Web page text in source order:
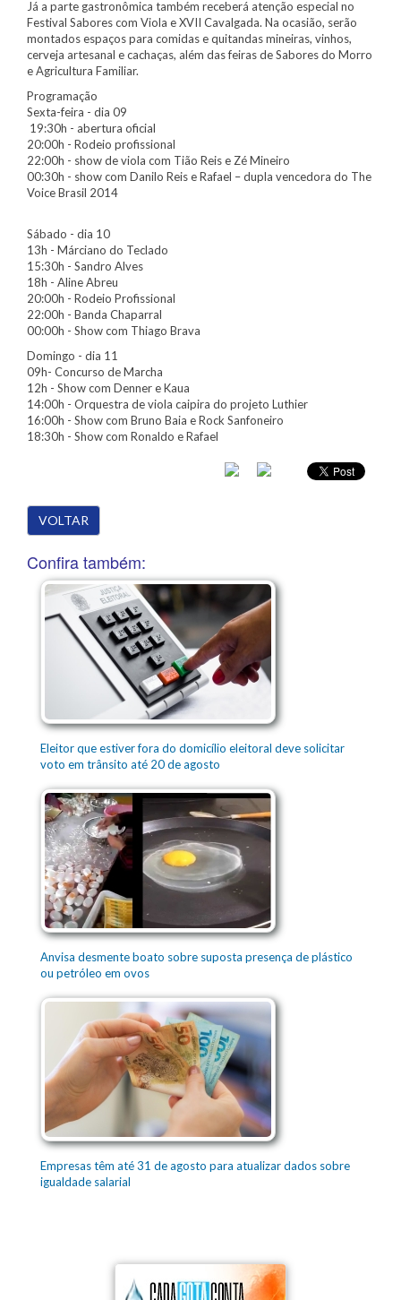
Já a parte gastronômica também receberá atenção especial no
Festival Sabores com Viola e XVII Cavalgada. Na ocasião, serão
montados espaços para comidas e quitandas mineiras, vinhos,
cerveja artesanal e cachaças, além das feiras de Sabores do Morro
e Agricultura Familiar.
Programação
Sexta-feira - dia 09
19:30h - abertura oficial
20:00h - Rodeio profissional
22:00h - show de viola com Tião Reis e Zé Mineiro
00:30h - show com Danilo Reis e Rafael – dupla vencedora do The
Voice Brasil 2014
Sábado - dia 10
13h - Márciano do Teclado
15:30h - Sandro Alves
18h - Aline Abreu
20:00h - Rodeio Profissional
22:00h - Banda Chaparral
00:00h - Show com Thiago Brava
Domingo - dia 11
09h- Concurso de Marcha
12h - Show com Denner e Kaua
14:00h - Orquestra de viola caipira do projeto Luthier
16:00h - Show com Bruno Baia e Rock Sanfoneiro
18:30h - Show com Ronaldo e Rafael
VOLTAR
Confira também:
Eleitor que estiver fora do domicílio eleitoral deve solicitar
voto em trânsito até 20 de agosto
Anvisa desmente boato sobre suposta presença de plástico
ou petróleo em ovos
Empresas têm até 31 de agosto para atualizar dados sobre
igualdade salarial